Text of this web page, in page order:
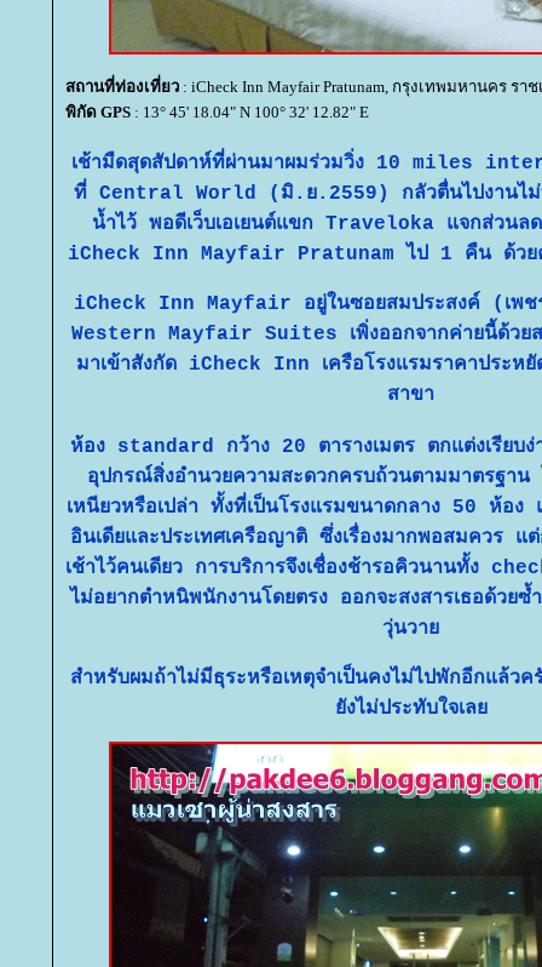
สถานที่ท่องเที่ยว : iCheck Inn Mayfair Pratunam, กรุงเทพมหานคร ราช
พิกัด GPS : 13° 45' 18.04" N 100° 32' 12.82" E
เช้ามืดสุดสัปดาห์ที่ผ่านมาผมร่วมวิ่ง 10 miles
ที่ Central World (มิ.ย.2559) กลัวตื่นไปงานไม่ทั
น้ำไว้ พอดีเว็บเอเยนต์แขก Traveloka แจกส่วนล
iCheck Inn Mayfair Pratunam ไป 1 คืน ด้วยค่
iCheck Inn Mayfair อยู่ในซอยสมประสงค์ (เพ
Western Mayfair Suites เพิ่งออกจากค่ายนี้ด้วยส
มาเข้าสังกัด iCheck Inn เครือโรงแรมราคาประห
สาขา
ห้อง standard กว้าง 20 ตารางเมตร ตกแต่งเรียบง่
อุปกรณ์สิ่งอำนวยความสะดวกครบถ้วนตามมาตรฐาน
เหนียวหรือเปล่า ทั้งที่เป็นโรงแรมขนาดกลาง 50 ห้อง
อินเดียและประเทศเครือญาติ ซึ่งเรื่องมากพอสมควร แ
เช้าไว้คนเดียว การบริการจึงเชื่องช้ารอคิวนานทั้ง
ไม่อยากตำหนิพนักงานโดยตรง ออกจะสงสารเธอด้วย
วุ่นวา
สำหรับผมถ้าไม่มีธุระหรือเหตุจำเป็นคงไม่ไปพักอีกแล้ว
ังไม่ประทับใจเล